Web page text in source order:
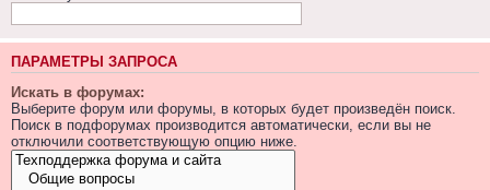
ПАРАМЕТРЫ ЗАПРОСА
Искать в форумах:
Выберите форум или форумы, в которых будет произведён поиск.
Поиск в подфорумах производится автоматически, если вы не
отключили соответствующую опцию ниже.